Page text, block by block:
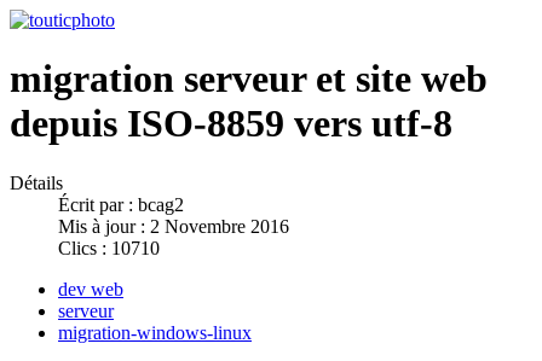
migration serveur et site web
depuis ISO-8859 vers utf-8
Détails
Écrit par : bcag2
Mis à jour : 2 Novembre 2016
Clics : 10710
dev web
serveur
migration-windows-linux